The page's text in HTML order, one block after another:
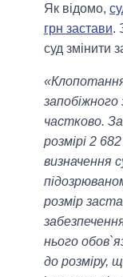
Як відомо,
грн застави.
суд змінити
частково.
розмірі 2
визначення
розмір
нього
до розміру,